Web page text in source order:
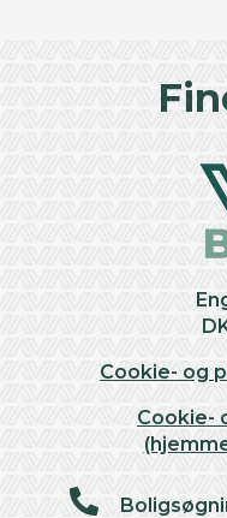
Cookie- og
Cookie-